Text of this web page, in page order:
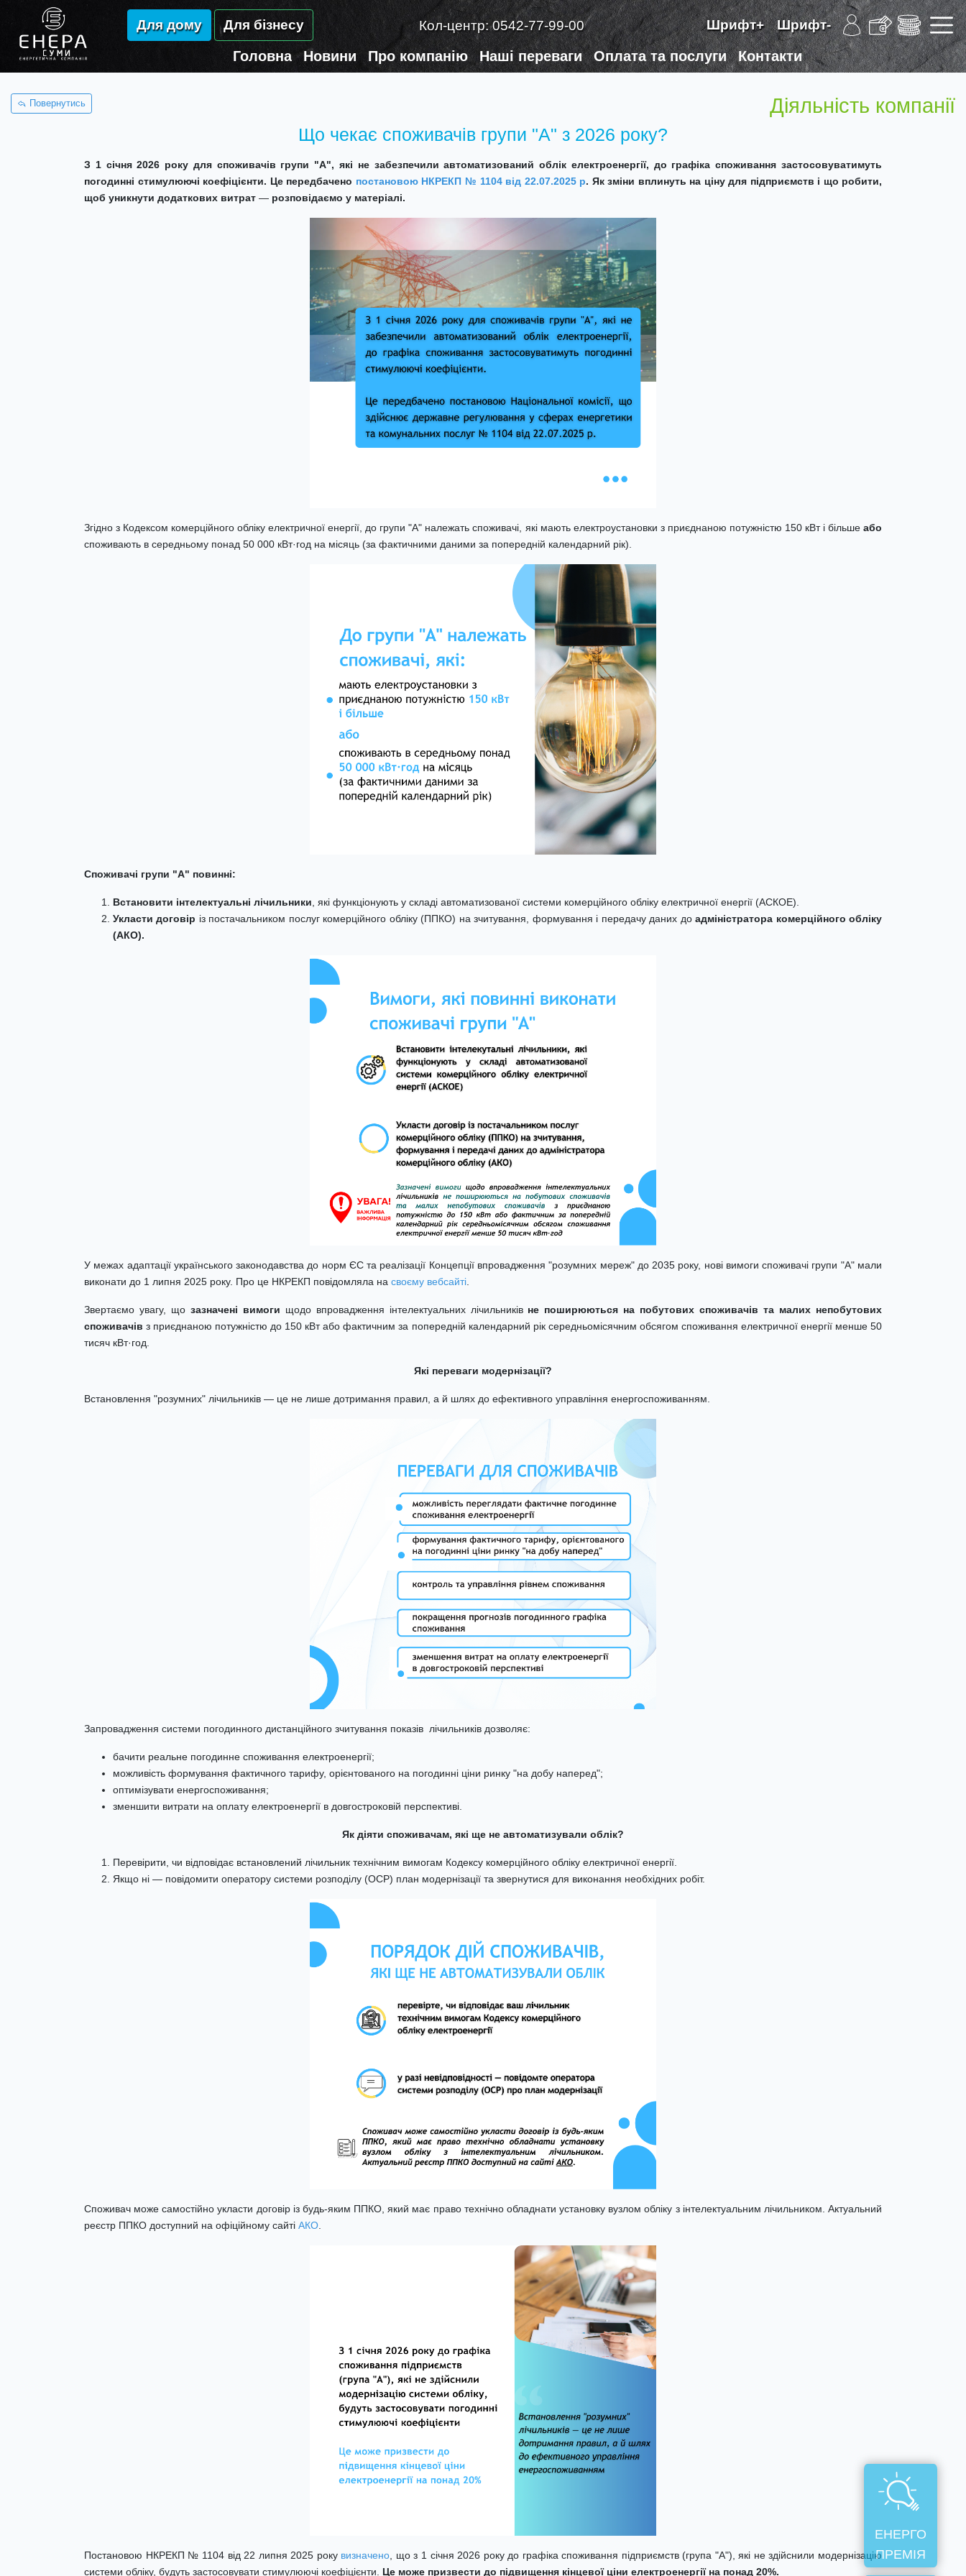
Для дому Для бізнесу Кол-центр:0542-77-99-00 Шрифт+ Шрифт-
Головна Новини Про компанію Наші переваги Оплата та послуги Контакти
Повернутись Діяльність компанії
Що чекає споживачів групи "А" з 2026 року?
З 1 січня 2026 року для споживачів групи "А", які не забезпечили автоматизований облік електроенергії, до графіка споживання застосовуватимуть
погодинні стимулюючі коефіцієнти. Це передбачено постановою НКРЕКП № 1104 від 22.07.2025р. Як зміни вплинуть на ціну для підприємств і що робити,
щоб уникнути додаткових витрат — розповідаємо у матеріалі.
Згідно з Кодексом комерційного обліку електричної енергії, до групи "А" належать споживачі, які мають електроустановки з приєднаною потужністю 150 кВт і більше або
споживають в середньому понад 50 000 кВт·год на місяць (за фактичними даними за попередній календарний рік).
Споживачі групи "А" повинні:
Встановити інтелектуальні лічильники , які функціонують у складі автоматизованої системи комерційного обліку електричної енергії (АСКОЕ).
Укласти договір із постачальником послуг комерційного обліку (ППКО) на зчитування, формування і передачу даних доадміністратора комерційного обліку
(АКО).
У межах адаптації українського законодавства до норм ЄС та реалізації Концепції впровадження "розумних мереж" до 2035 року, нові вимоги споживачі групи "А" мали
виконати до 1 липня 2025 року. Про це НКРЕКП повідомляла на своєму вебсайті
Звертаємо увагу, що зазначені вимоги щодо впровадження інтелектуальних лічильників не поширюються на побутових споживачів та малих непобутових
споживачів з приєднаною потужністю до 150 кВт або фактичним за попередній календарний рік середньомісячним обсягом споживання електричної енергії менше 50
тисяч кВт·год.
Які переваги модернізації?
Встановлення "розумних" лічильників — це не лише дотримання правил, а й шлях до ефективного управління енергоспоживанням.
Запровадження системи погодинного дистанційного зчитування показів лічильників дозволяє:
бачити реальне погодинне споживання електроенергії;
можливість формування фактичного тарифу, орієнтованого на погодинні ціни ринку "на добу наперед";
оптимізувати енергоспоживання;
зменшити витрати на оплату електроенергії в довгостроковій перспективі.
Як діяти споживачам, які ще не автоматизували облік?
Перевірити, чи відповідає встановлений лічильник технічним вимогам Кодексу комерційного обліку електричної енергії.
Якщо ні — повідомити оператору системи розподілу (ОСР) план модернізації та звернутися для виконання необхідних робіт.
Споживач може самостійно укласти договір із будь-яким ППКО, який має право технічно обладнати установку вузлом обліку з інтелектуальним лічильником. Актуальний
реєстр ППКО доступний на офіційному сайті АКО.
Постановою НКРЕКП № 1104 від 22 липня 2025 року визначено, що з 1 січня 2026 року до графіка споживання підприємств (група "А"), які не здійснили модернізацію
системи обліку, будуть застосовувати стимулюючі коефіцієнти. Це може призвести до підвищення кінцевої ціни електроенергії на понад 20%.
ЕНЕРГО
ПРЕМІЯ